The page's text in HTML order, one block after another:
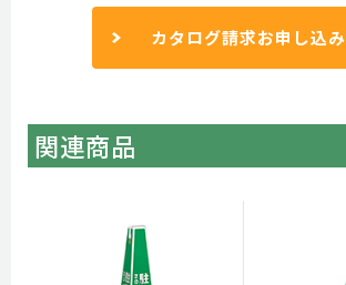
カタログ請求お申し込み
関連商品